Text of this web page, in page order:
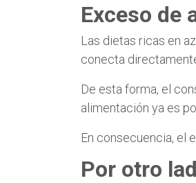
Exceso de
Las dietas ricas en
conecta
De esta forma, el
alimentación ya es
En consecuencia, el
Por otro